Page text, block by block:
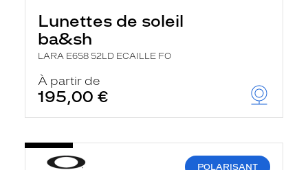
Lunettes de soleil
ba&sh
LARA E658 52LD ECAILLE FO
À partir de
195,00 €
POLARISANT